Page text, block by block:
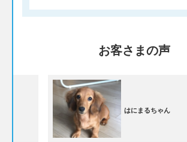
お客さまの声
はにまるちゃん